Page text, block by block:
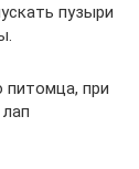
пузыри
при